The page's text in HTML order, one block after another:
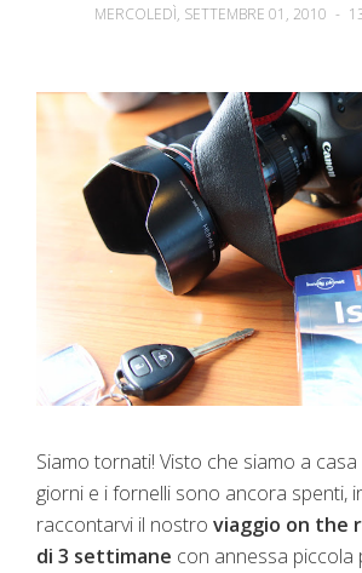
MERCOLEDÌ, SETTEMBRE 01, 2010 -
Siamo tornati! Visto che siamo a
giorni e i fornelli sono ancora spenti,
raccontarvi il nostro viaggio on the
di 3 settimane con annessa piccola